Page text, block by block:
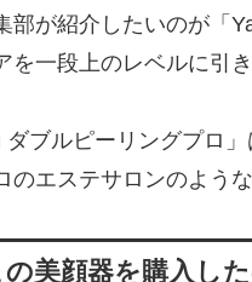
部が紹介したいのが「
を一段上のレベルに引
ダブルピーリングプロ
のエステサロンのよう
美顔器を購入し